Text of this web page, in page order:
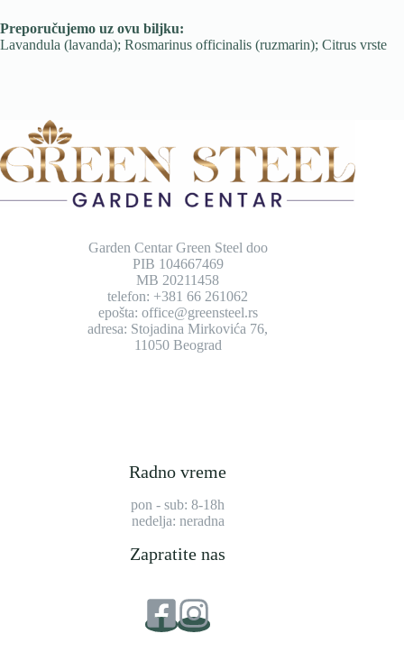
Preporučujemo uz ovu biljku:
Lavandula (lavanda); Rosmarinus officinalis (ruzmarin); Citrus vrste
Garden Centar Green Steel doo
PIB 104667469
MB 20211458
telefon: +381 66 261062
epošta: office@greensteel.rs
adresa: Stojadina Mirkovića 76,
11050 Beograd
Radno vreme
pon - sub: 8-18h
nedelja: neradna
Zapratite nas